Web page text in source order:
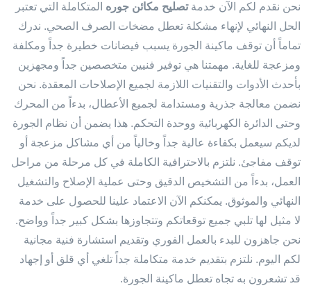
نحن نقدم لكم الآن خدمةتصليح مكائن جوره المتكاملة التي تعتبر
الحل النهائي لإنهاء مشكلة تعطل مضخات الصرف الصحي. ندرك
تماماً أن توقف ماكينة الجورة يسبب فيضانات خطيرة جداً ومكلفة
ومزعجة للغاية. مهمتنا هي توفير فنيين متخصصين جداً ومجهزين
بأحدث الأدوات والتقنيات اللازمة لجميع الإصلاحات المعقدة. نحن
نضمن معالجة جذرية ومستدامة لجميع الأعطال، بدءاً من المحرك
وحتى الدائرة الكهربائية ووحدة التحكم. هذا يضمن أن نظام الجورة
لديكم سيعمل بكفاءة عالية جداً وخالياً من أي مشاكل مزعجة أو
توقف مفاجئ. نلتزم بالاحترافية الكاملة في كل مرحلة من مراحل
العمل، بدءاً من التشخيص الدقيق وحتى عملية الإصلاح والتشغيل
النهائي والموثوق. يمكنكم الآن الاعتماد علينا للحصول على خدمة
لا مثيل لها تلبي جميع توقعاتكم وتتجاوزها بشكل كبير جداً وواضح.
نحن جاهزون للبدء بالعمل الفوري وتقديم استشارة فنية مجانية
لكم اليوم. نلتزم بتقديم خدمة متكاملة جداً تلغي أي قلق أو إجهاد
قد تشعرون به تجاه تعطل ماكينة الجورة.